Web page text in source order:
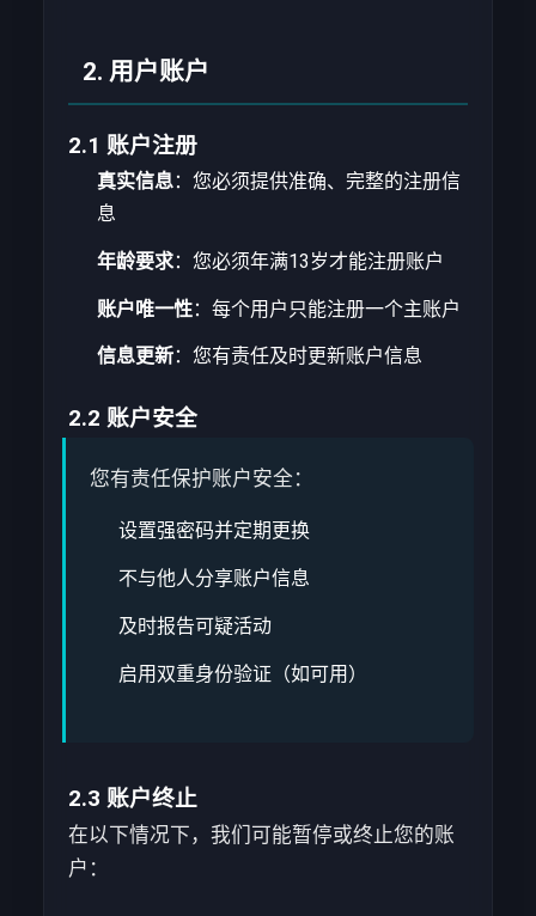
2. 用户账户
2.1 账户注册
真实信息：您必须提供准确、完整的注册信
息
年龄要求：您必须年满13岁才能注册账户
账户唯一性：每个用户只能注册一个主账户
信息更新：您有责任及时更新账户信息
2.2 账户安全
您有责任保护账户安全：
设置强密码并定期更换
不与他人分享账户信息
及时报告可疑活动
启用双重身份验证（如可用）
2.3 账户终止
在以下情况下，我们可能暂停或终止您的账
户：